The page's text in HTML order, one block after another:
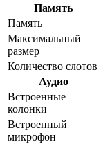
Память
Память
Максимальный
размер
Количество слотов
Аудио
Встроенные
колонки
Встроенный
микрофон